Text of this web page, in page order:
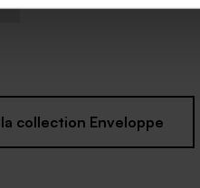
collection Enveloppe